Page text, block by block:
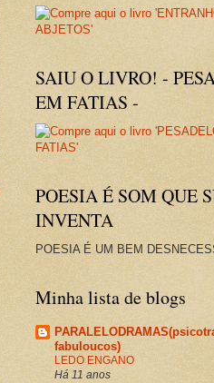
SAIU O LIVRO! -
EM FATIAS -
POESIA É SOM QUE
INVENTA
POESIA É UM BEM
Minha lista de blogs
fabuloucos)
LEDO ENGANO
Há 11 anos